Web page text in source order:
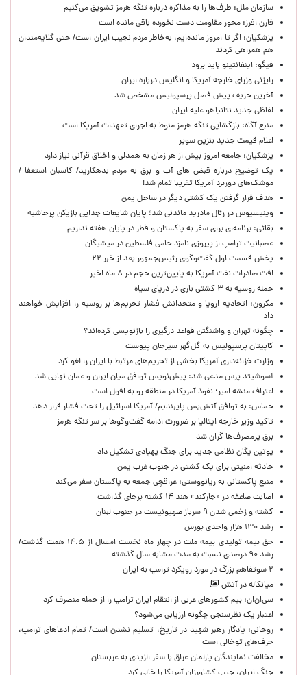
سازمان ملل: طرف‌ها را به مذاکره درباره تنگه هرمز تشویق می‌کنیم
فارن افرز: محور مقاومت دست نخورده باقی مانده است
پزشکیان: اگر تا امروز مانده‌ایم، به‌خاطر مردم نجیب ایران است/ حتی گلایه‌مندان
هم همراهی کردند
فیگو: اینفانتینو باید برود
رایزنی وزرای خارجه آمریکا و انگلیس درباره ایران
آخرین حریف پیش فصل پرسپولیس مشخص شد
لفاظی جدید نتانیاهو علیه ایران
منبع آگاه: بازگشایی تنگه هرمز منوط به اجرای تعهدات آمریکا است
اعلام قیمت جدید بنزین سوپر
پزشکیان: جامعه امروز بیش از هر زمان به همدلی و اخلاق قرآنی نیاز دارد
یک توضیح درباره قبض های آب و برق به مردم بدهکارید/ کاسبان استعفا /
موشک‌های دوربرد آمریکا تقریبا تمام شد!
هدف قرار گرفتن یک کشتی دیگر در ساحل یمن
وینیسیوس در رئال مادرید ماندنی شد؛ پایان شایعات جدایی بازیکن پرحاشیه
بقائی: برنامه‌ای برای سفر به پاکستان و قطر در پایان هفته نداریم
عصبانیت ترامپ از پیروزی نامزد حامی فلسطین در میشیگان
پخش قسمت اول گفت‌وگوی رئیس‌جمهور بعد از خبر ۲۲
افت صادرات نفت آمریکا به پایین‌ترین حجم در ۸ ماه اخیر
حمله روسیه به ۳ کشتی باری در دریای سیاه
مکرون: اتحادیه اروپا و متحدانش فشار تحریم‌ها بر روسیه را افزایش خواهند
داد
چگونه تهران و واشنگتن قواعد درگیری را بازنویسی کرده‌اند؟
کاپیتان پرسپولیس به گل‌گهر سیرجان پیوست
وزارت خزانه‌داری آمریکا بخشی از تحریم‌های مرتبط با ایران را لغو کرد
آسوشیتد پرس مدعی شد: پیش‌نویس توافق میان ایران و عمان نهایی شد
اعتراف منشه امیر؛ نفوذ آمریکا در منطقه رو به افول است
حماس: به توافق آتش‌بس پایبندیم/ آمریکا اسرائیل را تحت فشار قرار دهد
تاکید وزیر خارجه ایتالیا بر ضرورت ادامه گفت‌وگوها بر سر تنگه هرمز
برق پرمصرف‌ها گران شد
پوتین یگان نظامی جدید برای جنگ پهپادی تشکیل داد
حادثه امنیتی برای یک کشتی در جنوب غرب یمن
منبع پاکستانی به ریانووستی: عراقچی جمعه به پاکستان سفر می‌کند
اصابت صاعقه در «جارکند» هند ۱۴ کشته برجای گذاشت
کشته و زخمی شدن ۹ سرباز صهیونیست در جنوب لبنان
رشد ۱۳۰ هزار واحدی بورس
حق بیمه تولیدی بیمه ملت در چهار ماه نخست امسال از ۱۴.۵ همت گذشت/
رشد ۹۰ درصدی نسبت به مدت مشابه سال گذشته
۲ سوتفاهم بزرگ در مورد رویکرد ترامپ به ایران
میانکاله در آتش
سی‌ان‌ان: بیم کشورهای عربی از انتقام ایران ترامپ را از حمله منصرف کرد
اعتبار یک نظرسنجی چگونه ارزیابی می‌شود؟
روحانی: یادگار رهبر شهید در تاریخ، تسلیم نشدن است/ تمام ادعاهای ترامپ،
حرف‌های توخالی است
مخالفت نمایندگان پارلمان عراق با سفر الزیدی به عربستان